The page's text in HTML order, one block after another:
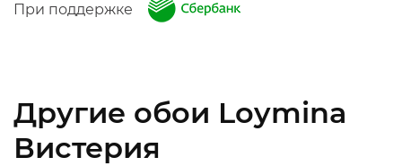
При поддержке
Другие обои Loymina
Вистерия